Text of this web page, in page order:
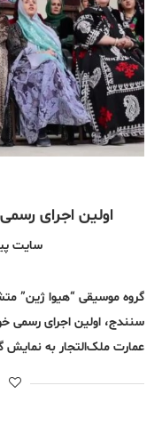
اولین اجرای
سایت
گروه موسیقی “هیوا ژین”
سنندج، اولین اجرای رسمی
عمارت ملک‌التجار به نمایش